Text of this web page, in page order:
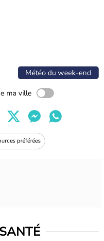
Météo du week-end
ma ville
préférées